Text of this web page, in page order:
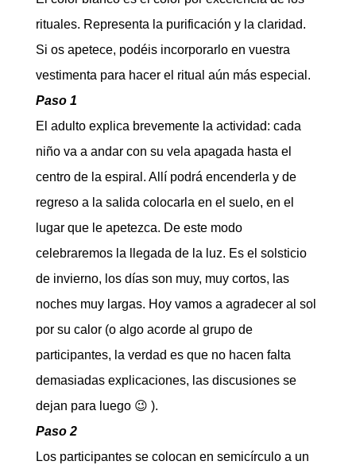
rituales. Representa la purificación y la claridad.
Si os apetece, podéis incorporarlo en vuestra
vestimenta para hacer el ritual aún más especial.
Paso 1
El adulto explica brevemente la actividad: cada
niño va a andar con su vela apagada hasta el
centro de la espiral. Allí podrá encenderla y de
regreso a la salida colocarla en el suelo, en el
lugar que le apetezca. De este modo
celebraremos la llegada de la luz. Es el solsticio
de invierno, los días son muy, muy cortos, las
noches muy largas. Hoy vamos a agradecer al sol
por su calor (o algo acorde al grupo de
participantes, la verdad es que no hacen falta
demasiadas explicaciones, las discusiones se
dejan para luego 😉 ).
Paso 2
Los participantes se colocan en semicírculo a un